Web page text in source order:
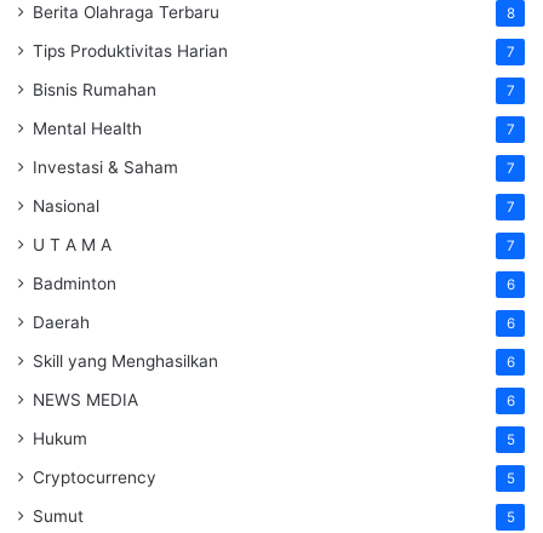
Berita Olahraga Terbaru 8
Tips Produktivitas Harian 7
Bisnis Rumahan 7
Mental Health 7
Investasi & Saham 7
Nasional 7
U T A M A 7
Badminton 6
Daerah 6
Skill yang Menghasilkan 6
NEWS MEDIA 6
Hukum 5
Cryptocurrency 5
Sumut 5